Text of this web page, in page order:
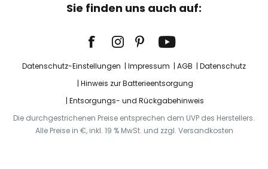
Sie finden uns auch auf:
Datenschutz-Einstellungen Impressum AGB
Datenschutz
Hinweis zur Batterieentsorgung
Entsorgungs- und Rückgabehinweis
Die durchgestrichenen Preise entsprechen dem UVP des Herstellers.
Alle Preise in €, inkl. 19 % MwSt. und zzgl. Versandkosten